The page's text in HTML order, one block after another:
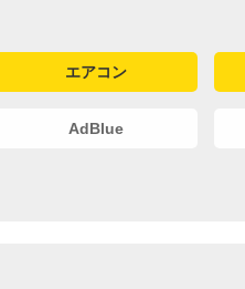
エアコン
AdBlue